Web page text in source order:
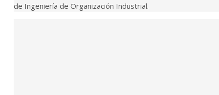
de Ingeniería de Organización Industrial.